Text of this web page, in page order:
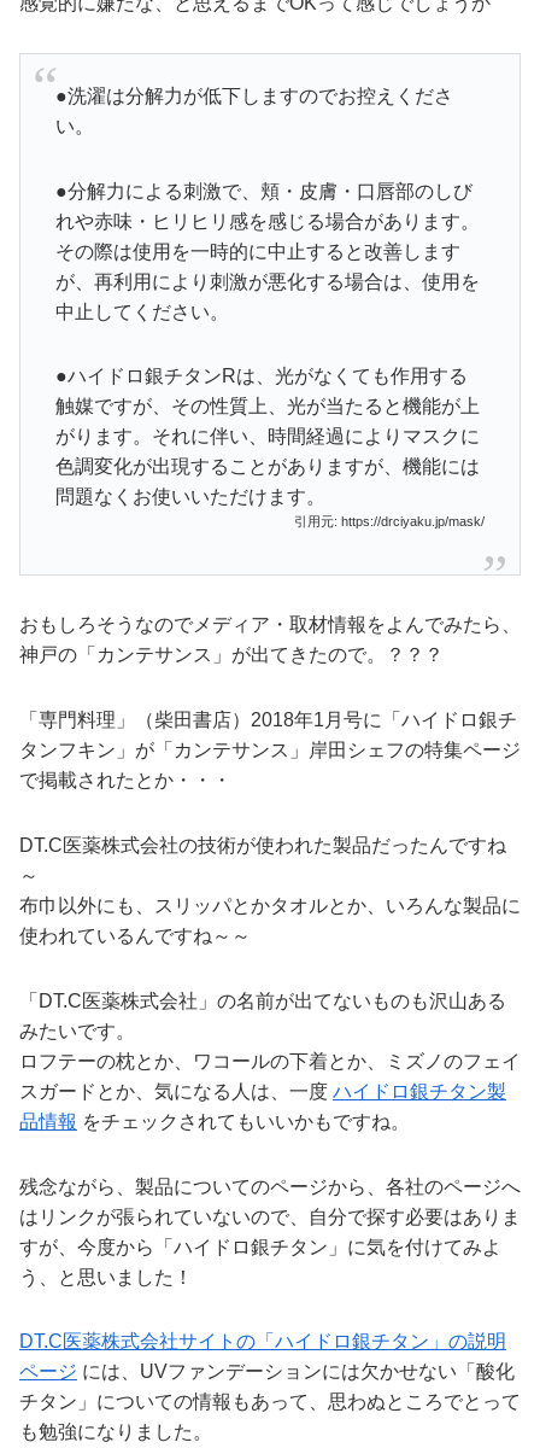
●洗濯は分解力が低下しますのでお控えくださ
い。
●分解力による刺激で、頬・皮膚・口唇部のしび
れや赤味・ヒリヒリ感を感じる場合があります。
その際は使用を一時的に中止すると改善します
が、再利用により刺激が悪化する場合は、使用を
中止してください。
●ハイドロ銀チタンRは、光がなくても作用する
触媒ですが、その性質上、光が当たると機能が上
がります。それに伴い、時間経過によりマスクに
色調変化が出現することがありますが、機能には
問題なくお使いいただけます。
引用元: https://drciyaku.jp/mask/
おもしろそうなのでメディア・取材情報をよんでみたら、
神戸の「カンテサンス」が出てきたので。？？？
「専門料理」（柴田書店）2018年1月号に「ハイドロ銀チ
タンフキン」が「カンテサンス」岸田シェフの特集ページ
で掲載されたとか・・・
DT.C医薬株式会社の技術が使われた製品だったんですね
～
布巾以外にも、スリッパとかタオルとか、いろんな製品に
使われているんですね～～
「DT.C医薬株式会社」の名前が出てないものも沢山ある
みたいです。
ロフテーの枕とか、ワコールの下着とか、ミズノのフェイ
スガードとか、気になる人は、一度 ハイドロ銀チタン製
品情報 をチェックされてもいいかもですね。
残念ながら、製品についてのページから、各社のページへ
はリンクが張られていないので、自分で探す必要はありま
すが、今度から「ハイドロ銀チタン」に気を付けてみよ
う、と思いました！
DT.C医薬株式会社サイトの「ハイドロ銀チタン」の説明
ページ には、UVファンデーションには欠かせない「酸化
チタン」についての情報もあって、思わぬところでとって
も勉強になりました。